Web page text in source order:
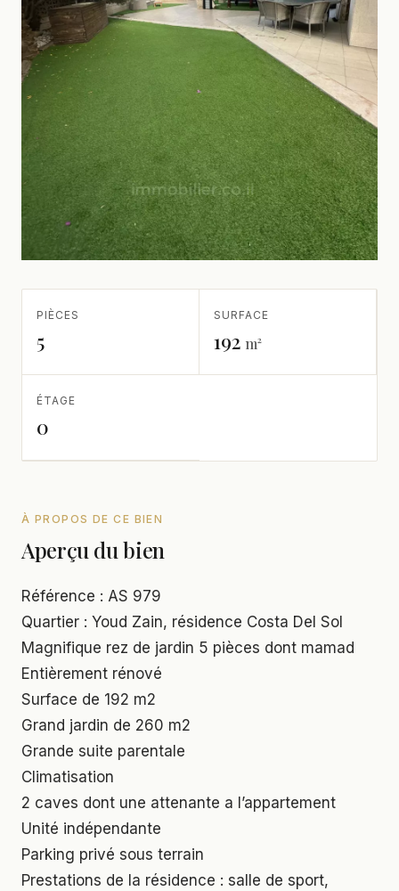
PIÈCES
5
SURFACE
192 m²
ÉTAGE
0
À PROPOS DE CE BIEN
Aperçu du bien
Référence : AS 979
Quartier : Youd Zain, résidence Costa Del Sol
Magnifique rez de jardin 5 pièces dont mamad
Entièrement rénové
Surface de 192 m2
Grand jardin de 260 m2
Grande suite parentale
Climatisation
2 caves dont une attenante a l’appartement
Unité indépendante
Parking privé sous terrain
Prestations de la résidence : salle de sport,